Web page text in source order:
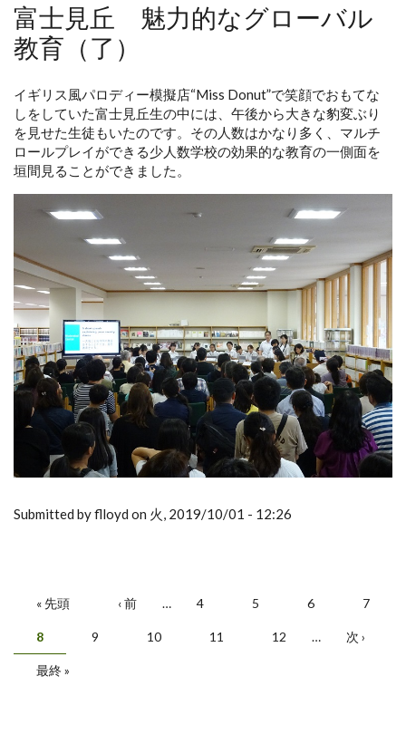
富士見丘 魅力的なグローバル
教育（了）
イギリス風パロディー模擬店“Miss Donut”で笑顔でおもてな
しをしていた富士見丘生の中には、午後から大きな豹変ぶり
を見せた生徒もいたのです。その人数はかなり多く、マルチ
ロールプレイができる少人数学校の効果的な教育の一側面を
垣間見ることができました。
Submitted by flloyd on 火, 2019/10/01 - 12:26
ページ
« 先頭 ‹ 前 … 4 5 6 7
8 9 10 11 12 … 次 ›
最終 »